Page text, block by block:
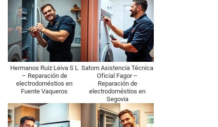
Hermanos Ruiz Leiva S L
– Reparación de
electrodoméstios en
Fuente Vaqueros
Satom Asistencia Técnica
Oficial Fagor –
Reparación de
electrodoméstios en
Segovia